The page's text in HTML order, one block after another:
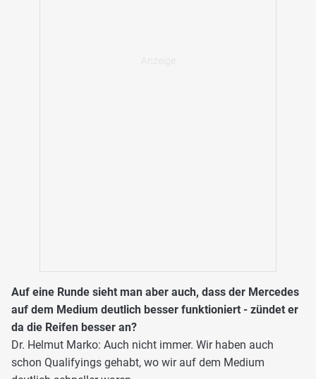
Auf eine Runde sieht man aber auch, dass der Mercedes
auf dem Medium deutlich besser funktioniert - zündet er
da die Reifen besser an?
Dr. Helmut Marko: Auch nicht immer. Wir haben auch
schon Qualifyings gehabt, wo wir auf dem Medium